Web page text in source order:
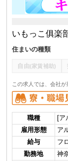
いもっこ俱楽
住まいの種類
自由(家賃補助)
この求人では、会社が
職種
[ア
雇用形態
ア
給与
フ
勤務地
神